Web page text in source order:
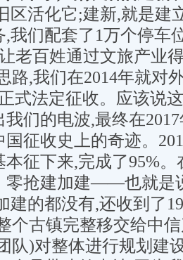
区活化它;建新,就是建
,我们配套了1万个停车
老百姓通过文旅产业
路,我们在2014年就对
式法定征收。应该说
们的电波,最终在
征收史上的奇迹。
征下来,完成了95%
零抢建加建——也就是
建的都没有,还收到了
个古镇完整移交给中
队)对整体进行规划建